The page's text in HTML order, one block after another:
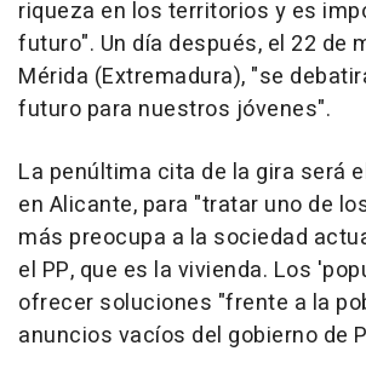
riqueza en los territorios y es
futuro". Un día después, el 22 de
Mérida (Extremadura), "se
futuro para nuestros jóvenes".
La penúltima cita de la gira será
en Alicante, para "tratar uno de
más preocupa a la sociedad
el PP, que es la vivienda. Los
ofrecer soluciones "frente a la
anuncios vacíos del gobierno de